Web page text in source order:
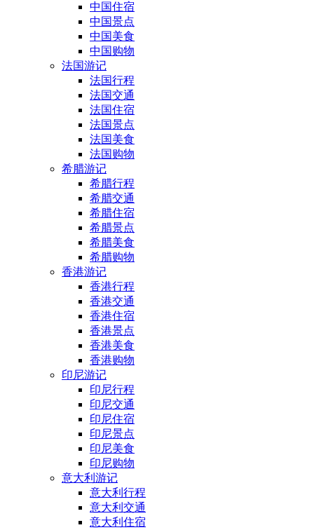
中国住宿
中国景点
中国美食
中国购物
法国游记
法国行程
法国交通
法国住宿
法国景点
法国美食
法国购物
希腊游记
希腊行程
希腊交通
希腊住宿
希腊景点
希腊美食
希腊购物
香港游记
香港行程
香港交通
香港住宿
香港景点
香港美食
香港购物
印尼游记
印尼行程
印尼交通
印尼住宿
印尼景点
印尼美食
印尼购物
意大利游记
意大利行程
意大利交通
意大利住宿